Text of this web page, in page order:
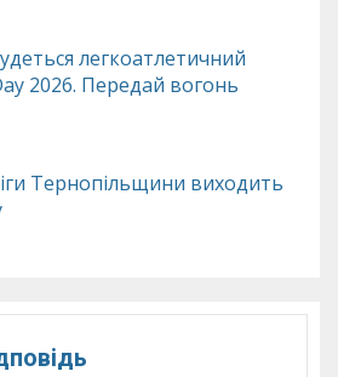
легкоатлетичний
2026. Передай вогонь
Тернопільщини виходить